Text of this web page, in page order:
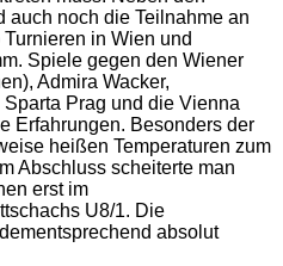
auch noch die Teilnahme an
in Wien und
Spiele gegen den Wiener
Admira Wacker,
Prag und die Vienna
Erfahrungen. Besonders der
heißen Temperaturen zum
Abschluss scheiterte man
erst im
U8/1. Die
absolut